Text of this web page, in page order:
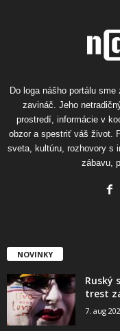
Do loga nášho portálu
zavináč. Jeho
prostredí, informácie v
obzor a spestriť váš život.
sveta, kultúru, rozhovory s
zábavu,
NOVINKY
Ruský
trest
7. aug